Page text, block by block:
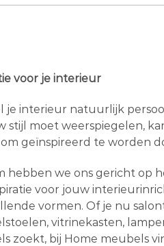
voor je interieur
je interieur natuurlijk
stijl moet weerspiegelen,
om geïnspireerd te worden
hebben we ons gericht op
voor jouw
vormen. Of je nu
vitrinekasten,
zoekt, bij Home meubels